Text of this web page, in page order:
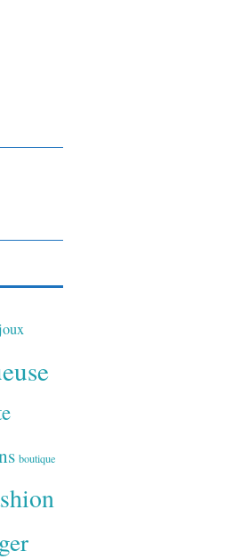
boutique